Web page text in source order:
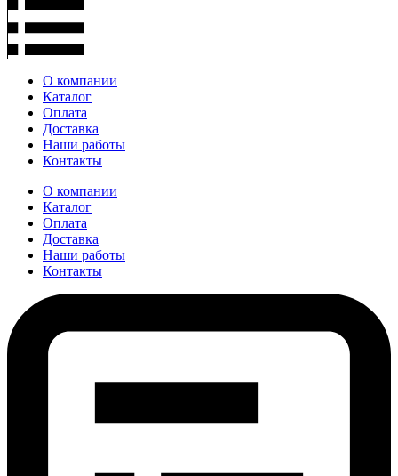
О компании
Каталог
Оплата
Доставка
Наши работы
Контакты
О компании
Каталог
Оплата
Доставка
Наши работы
Контакты